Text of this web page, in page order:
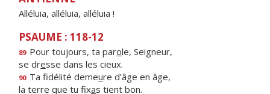
Alléluia, alléluia, alléluia !
PSAUME : 118-12
89 Pour toujours, ta parole, Seigneur,
se dresse dans les cieux.
90 Ta fidélité demeure d’âge en âge,
la terre que tu fixas tient bon.